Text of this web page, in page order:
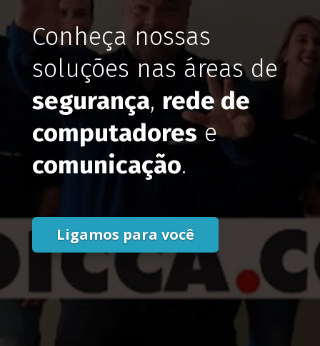
Conheça nossas
soluções nas áreas de
segurança, rede de
computadorese
comunicação.
Ligamos para você